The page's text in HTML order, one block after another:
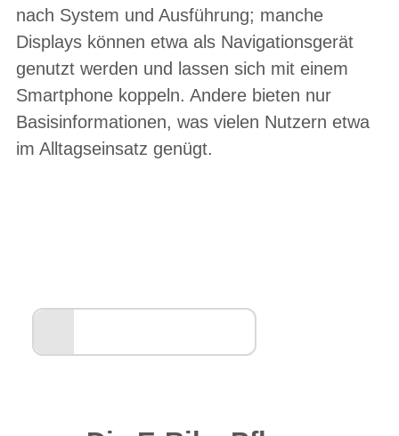
nach System und Ausführung; manche
Displays können etwa als Navigationsgerät
genutzt werden und lassen sich mit einem
Smartphone koppeln. Andere bieten nur
Basisinformationen, was vielen Nutzern etwa
im Alltagseinsatz genügt.